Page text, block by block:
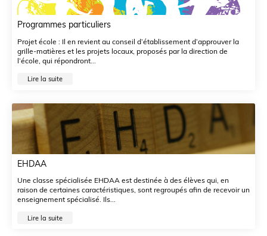
Programmes particuliers
Projet école : Il en revient au conseil d’établissement d’approuver la
grille-matières et les projets locaux, proposés par la direction de
l’école, qui répondront...
Lire la suite
EHDAA
Une classe spécialisée EHDAA est destinée à des élèves qui, en
raison de certaines caractéristiques, sont regroupés afin de recevoir un
enseignement spécialisé. Ils...
Lire la suite